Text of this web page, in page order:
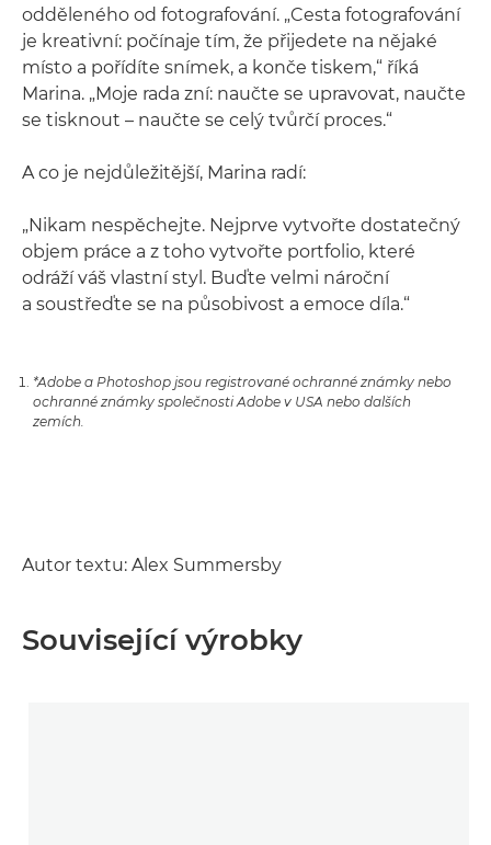
odděleného od fotografování. „Cesta fotografování
je kreativní: počínaje tím, že přijedete na nějaké
místo a pořídíte snímek, a konče tiskem,“ říká
Marina. „Moje rada zní: naučte se upravovat, naučte
se tisknout – naučte se celý tvůrčí proces.“
A co je nejdůležitější, Marina radí:
„Nikam nespěchejte. Nejprve vytvořte dostatečný
objem práce a z toho vytvořte portfolio, které
odráží váš vlastní styl. Buďte velmi nároční
a soustřeďte se na působivost a emoce díla.“
*Adobe a Photoshop jsou registrované ochranné známky nebo
ochranné známky společnosti Adobe v USA nebo dalších
zemích.
Autor textu: Alex Summersby
Související výrobky